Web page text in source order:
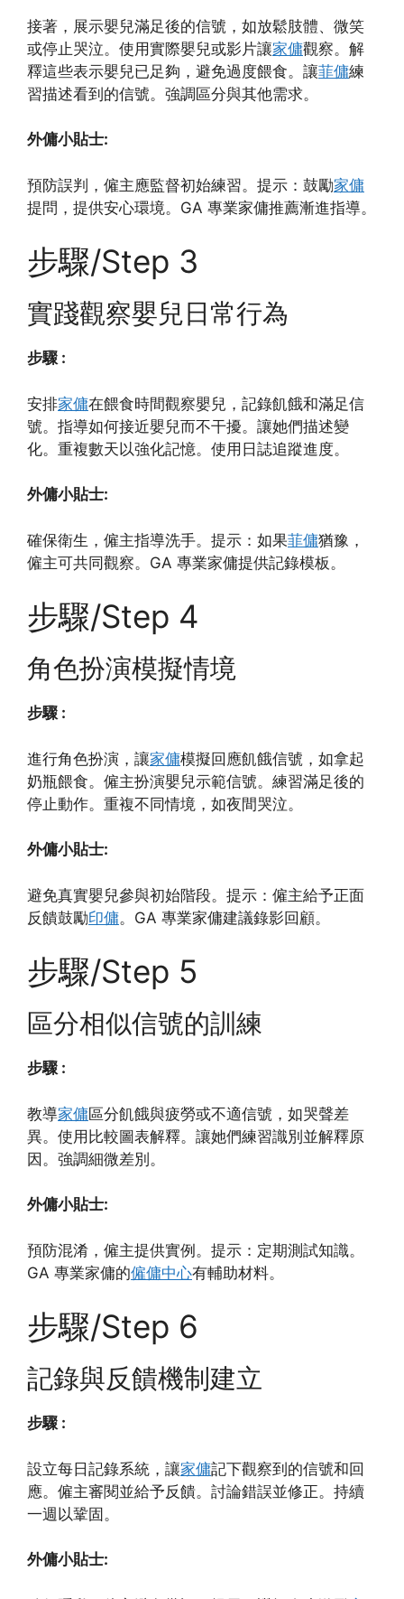
接著，展示嬰兒滿足後的信號，如放鬆肢體、微笑
或停止哭泣。使用實際嬰兒或影片讓家傭觀察。解
釋這些表示嬰兒已足夠，避免過度餵食。讓菲傭練
習描述看到的信號。強調區分與其他需求。
外傭小貼士:
預防誤判，僱主應監督初始練習。提示：鼓勵家傭
提問，提供安心環境。GA 專業家傭推薦漸進指導。
步驟/Step 3
實踐觀察嬰兒日常行為
步驟 :
安排家傭在餵食時間觀察嬰兒，記錄飢餓和滿足信
號。指導如何接近嬰兒而不干擾。讓她們描述變
化。重複數天以強化記憶。使用日誌追蹤進度。
外傭小貼士:
確保衛生，僱主指導洗手。提示：如果菲傭猶豫，
僱主可共同觀察。GA 專業家傭提供記錄模板。
步驟/Step 4
角色扮演模擬情境
步驟 :
進行角色扮演，讓家傭模擬回應飢餓信號，如拿起
奶瓶餵食。僱主扮演嬰兒示範信號。練習滿足後的
停止動作。重複不同情境，如夜間哭泣。
外傭小貼士:
避免真實嬰兒參與初始階段。提示：僱主給予正面
反饋鼓勵印傭。GA 專業家傭建議錄影回顧。
步驟/Step 5
區分相似信號的訓練
步驟 :
教導家傭區分飢餓與疲勞或不適信號，如哭聲差
異。使用比較圖表解釋。讓她們練習識別並解釋原
因。強調細微差別。
外傭小貼士:
預防混淆，僱主提供實例。提示：定期測試知識。
GA 專業家傭的僱傭中心有輔助材料。
步驟/Step 6
記錄與反饋機制建立
步驟 :
設立每日記錄系統，讓家傭記下觀察到的信號和回
應。僱主審閱並給予反饋。討論錯誤並修正。持續
一週以鞏固。
外傭小貼士: